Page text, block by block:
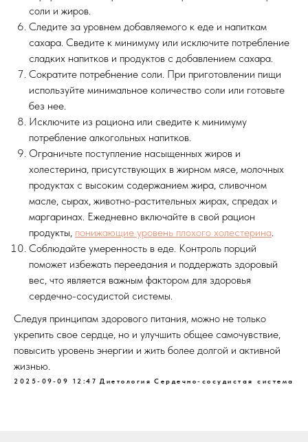
соли и жиров.
Следите за уровнем добавляемого к еде и напиткам
сахара. Сведите к минимуму или исключите потребление
сладких напитков и продуктов с добавлением сахара.
Сократите потребнение соли. При приготовлении пищи
используйте минимальное количество соли или готовьте
без нее.
Исключите из рациона или сведите к минимуму
потребление алкогольных напитков.
Ограничьте поступление насыщенных жиров и
холестерина, присутствующих в жирном мясе, молочных
продуктах с высоким содержанием жира, сливочном
масле, сырах, животно-растительных жирах, спредах и
маргаринах. Ежедневно включайте в свой рацион
продукты, понижающие уровень плохого холестерина.
Соблюдайте умеренность в еде. Контроль порций
поможет избежать переедания и поддержать здоровый
вес, что является важным фактором для здоровья
сердечно-сосудистой системы.
Следуя принципам здорового питания, можно не только
укрепить свое сердце, но и улучшить общее самочувствие,
повысить уровень энергии и жить более долгой и активной
жизнью.
2025-09-09 12:47 Диетология Сердечно-сосудистая система